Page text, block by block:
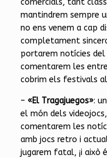
mantindrem sempre
no ens venem a cap
completament
portarem notícies
comentarem les
cobrim els festivals
– «El Tragajuegos»:
el món dels
comentarem les
amb jocs retro i
jugarem fatal, ¡i això